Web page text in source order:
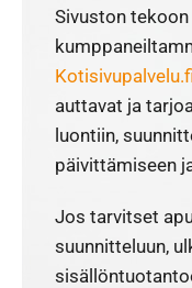
Sivuston
auttavat ja
luontiin,
päivittämiseen
Jos tarvitset
suunnitteluun,